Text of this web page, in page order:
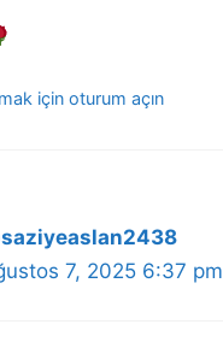
için oturum açın
7, 2025 6:37 pm